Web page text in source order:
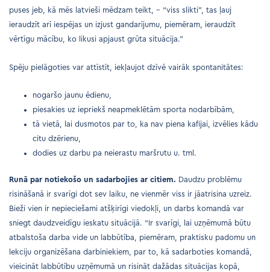
puses jeb, kā mēs latvieši mēdzam teikt, – “viss slikti”, tas ļauj
ieraudzīt arī iespējas un izjust gandarījumu, piemēram, ieraudzīt
vērtīgu mācību, ko likusi apjaust grūta situācija.”
Spēju pielāgoties var attīstīt, iekļaujot dzīvē vairāk spontanitātes:
nogaršo jaunu ēdienu,
piesakies uz iepriekš neapmeklētām sporta nodarbībām,
tā vietā, lai dusmotos par to, ka nav piena kafijai, izvēlies kādu
citu dzērienu,
dodies uz darbu pa neierastu maršrutu u. tml.
Runā par notiekošo un sadarbojies ar citiem. Daudzu problēmu
risināšanā ir svarīgi dot sev laiku, ne vienmēr viss ir jāatrisina uzreiz.
Bieži vien ir nepieciešami atšķirīgi viedokļi, un darbs komandā var
sniegt daudzveidīgu ieskatu situācijā. “Ir svarīgi, lai uzņēmumā būtu
atbalstoša darba vide un labbūtība, piemēram, praktisku padomu un
lekciju organizēšana darbiniekiem, par to, kā sadarboties komandā,
vieicināt labbūtību uzņēmumā un risināt dažādas situācijas kopā,